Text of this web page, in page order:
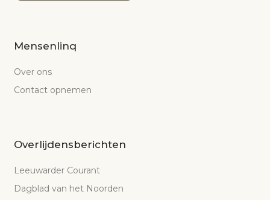
Mensenlinq
Over ons
Contact opnemen
Overlijdensberichten
Leeuwarder Courant
Dagblad van het Noorden